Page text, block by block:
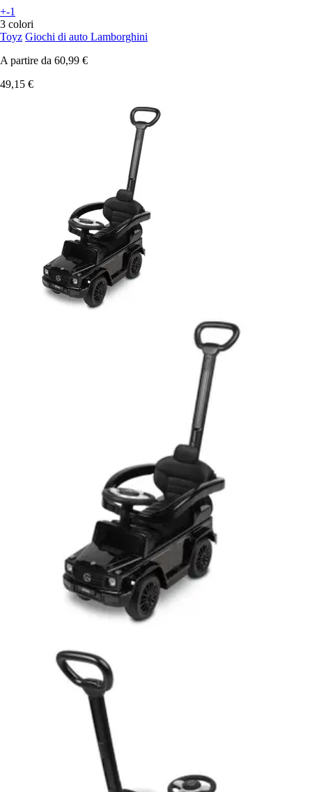
+-1
3 colori
Toyz Giochi di auto Lamborghini
A partire da 60,99 €
49,15 €